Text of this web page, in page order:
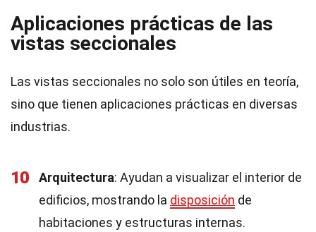
Aplicaciones prácticas de las
vistas seccionales
Las vistas seccionales no solo son útiles en teoría,
sino que tienen aplicaciones prácticas en diversas
industrias.
10 Arquitectura: Ayudan a visualizar el interior de
edificios, mostrando la disposición de
habitaciones y estructuras internas.